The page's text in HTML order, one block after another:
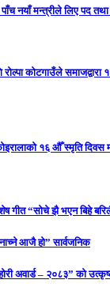
नयाँ मन्त्रीले लिए पद
कोटगाउँले समाजद्वारा
१६ औँ स्मृति दिवस
गीत “सोचे झै भएन बिहे
आजै हो” सार्वजनिक
अवार्ड – २०८३” को